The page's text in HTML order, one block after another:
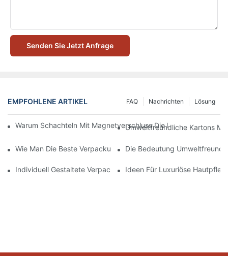
Senden Sie Jetzt Anfrage
EMPFOHLENE ARTIKEL Lösung
Nachrichten
FAQ
Warum Schachteln Mit Magnetverschluss Die Beste Wahl Für
Umweltfreundliche Kartons
Wie Man Die Beste Verpackung Für Hautpflegeprodukte Zum
Die Bedeutung
Individuell Gestaltete Verpackungen Für Hautpflegeprodukte,
Ideen Für Luxuriöse